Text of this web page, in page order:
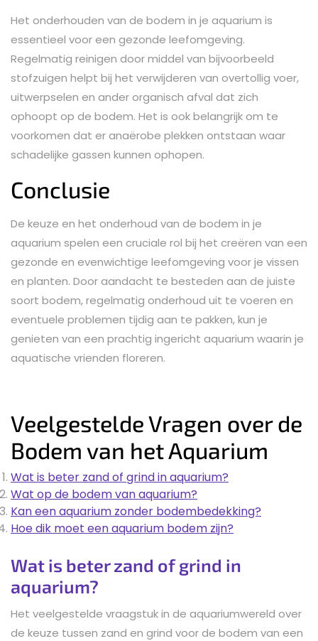
Het onderhouden van de bodem in je aquarium is
essentieel voor een gezonde leefomgeving.
Regelmatig reinigen door middel van bijvoorbeeld
stofzuigen helpt bij het verwijderen van overtollig voer,
uitwerpselen en ander organisch afval dat zich
ophoopt op de bodem. Het is ook belangrijk om te
voorkomen dat er anaërobe plekken ontstaan waar
schadelijke gassen kunnen ophopen.
Conclusie
De keuze en het onderhoud van de bodem in je
aquarium spelen een cruciale rol bij het creëren van een
gezonde en evenwichtige leefomgeving voor je vissen
en planten. Door aandacht te besteden aan de juiste
soort bodem, regelmatig onderhoud uit te voeren en
eventuele problemen tijdig aan te pakken, kun je
genieten van een prachtig ingericht aquarium waarin je
aquatische vrienden floreren.
Veelgestelde Vragen over de
Bodem van het Aquarium
Wat is beter zand of grind in aquarium?
Wat op de bodem van aquarium?
Kan een aquarium zonder bodembedekking?
Hoe dik moet een aquarium bodem zijn?
Wat is beter zand of grind in
aquarium?
Het veelgestelde vraagstuk in de aquariumwereld over
de keuze tussen zand en grind voor de bodem van een